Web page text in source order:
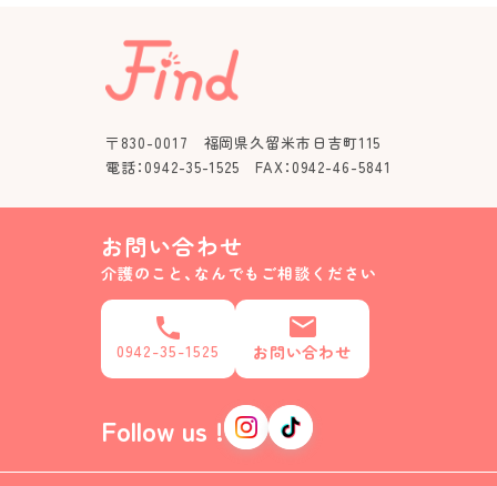
〒830-0017 福岡県久留米市日吉町115
電話：0942-35-1525 FAX：0942-46-5841
お問い合わせ
介護のこと、なんでもご相談ください
0942-35-1525 お問い合わせ
Follow us !